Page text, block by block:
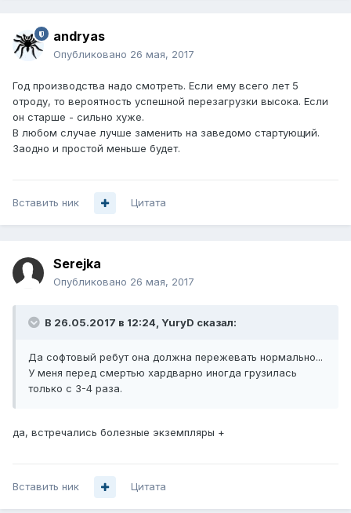
andryas
Опубликовано 26 мая, 2017
Год производства надо смотреть. Если ему всего лет 5
отроду, то вероятность успешной перезагрузки высока. Если
он старше - сильно хуже.
В любом случае лучше заменить на заведомо стартующий.
Заодно и простой меньше будет.
Вставить ник Цитата
Serejka
Опубликовано 26 мая, 2017
В 26.05.2017 в 12:24, YuryD сказал:
Да софтовый ребут она должна пережевать нормально...
У меня перед смертью хардварно иногда грузилась
только с 3-4 раза.
да, встречались болезные экземпляры +
Вставить ник Цитата